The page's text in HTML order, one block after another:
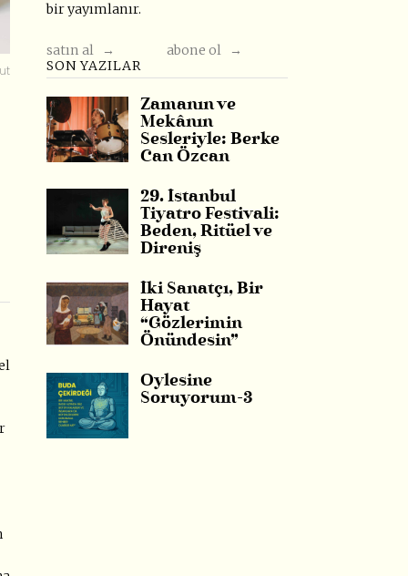
bir yayımlanır.
satın al →
abone ol →
SON YAZILAR
Zamanın ve
Mekânın
Sesleriyle: Berke
Can Özcan
29. İstanbul
Tiyatro Festivali:
Beden, Ritüel ve
Direniş
İki Sanatçı, Bir
Hayat
“Gözlerimin
Önündesin”
Öylesine
Soruyorum-3